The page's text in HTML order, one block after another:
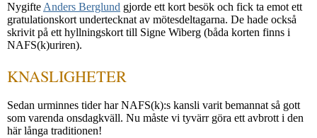
Nygifte Anders Berglund gjorde ett kort besök och fick ta emot ett
gratulationskort undertecknat av mötesdeltagarna. De hade också
skrivit på ett hyllningskort till Signe Wiberg (båda korten finns i
NAFS(k)uriren).
KNASLIGHETER
Sedan urminnes tider har NAFS(k):s kansli varit bemannat så gott
som varenda onsdagkväll. Nu måste vi tyvärr göra ett avbrott i den
här långa traditionen!